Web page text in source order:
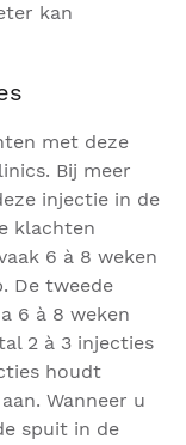
kan
met deze
Bij meer
injectie in de
klachten
6 à 8 weken
De tweede
6 à 8 weken
2 à 3 injecties
houdt
Wanneer u
spuit in de